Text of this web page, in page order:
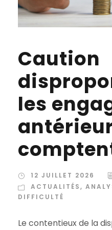
Caution
les
12 JUILLET 2026
ACTUALITÉS,
DIFFICULTÉ
Le contentieux de la